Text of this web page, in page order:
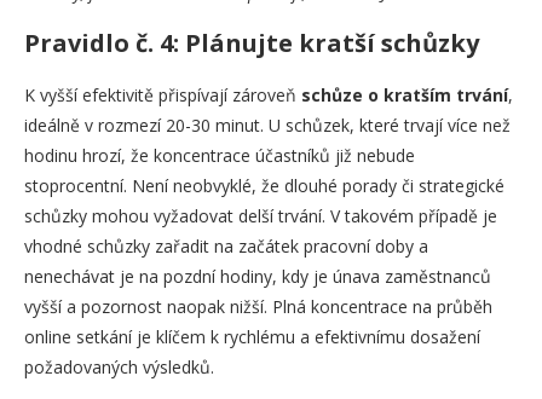
Pravidlo č. 4: Plánujte kratší schůzky
K vyšší efektivitě přispívají zároveň schůze o kratším trvání,
ideálně v rozmezí 20-30 minut. U schůzek, které trvají více než
hodinu hrozí, že koncentrace účastníků již nebude
stoprocentní. Není neobvyklé, že dlouhé porady či strategické
schůzky mohou vyžadovat delší trvání. V takovém případě je
vhodné schůzky zařadit na začátek pracovní doby a
nenechávat je na pozdní hodiny, kdy je únava zaměstnanců
vyšší a pozornost naopak nižší. Plná koncentrace na průběh
online setkání je klíčem k rychlému a efektivnímu dosažení
požadovaných výsledků.